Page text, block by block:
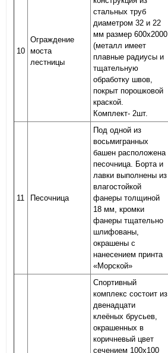
10
Ограждение
моста
лестницы
стальных труб
диаметром 32 и 22
мм размер 600х2000
(металл имеет
плавные радиусы и
тщательную
обработку швов,
покрыт порошковой
краской.
Комплект- 2шт.
11 Песочница
Под одной из
восьмигранных
башен расположена
песочница. Борта и
лавки выполнены из
влагостойкой
фанеры толщиной
18 мм, кромки
фанеры тщательно
шлифованы,
окрашены с
нанесением принта
«Морской»
Спортивный
комплекс состоит из
двенадцати
клеёных брусьев,
окрашенных в
коричневый цвет
сечением 100х100